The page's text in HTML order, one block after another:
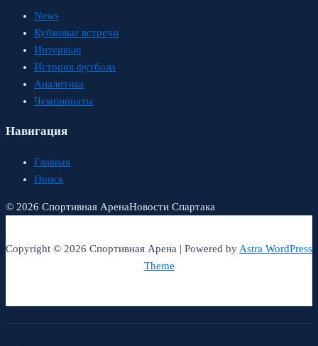
News
Кубковые встречи
Интервью
История футбола
Аналитика
Чемпионаты
Навигация
Главная
Поиск
© 2026 Спортивная АренаНовости Спартака
Copyright © 2026 Спортивная Арена | Powered byAstra WordPress
Theme